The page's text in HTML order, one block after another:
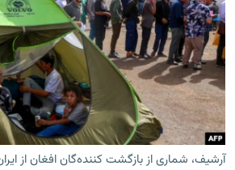
آرشیف، شماری از بازگشت کننده‌گان افغان از